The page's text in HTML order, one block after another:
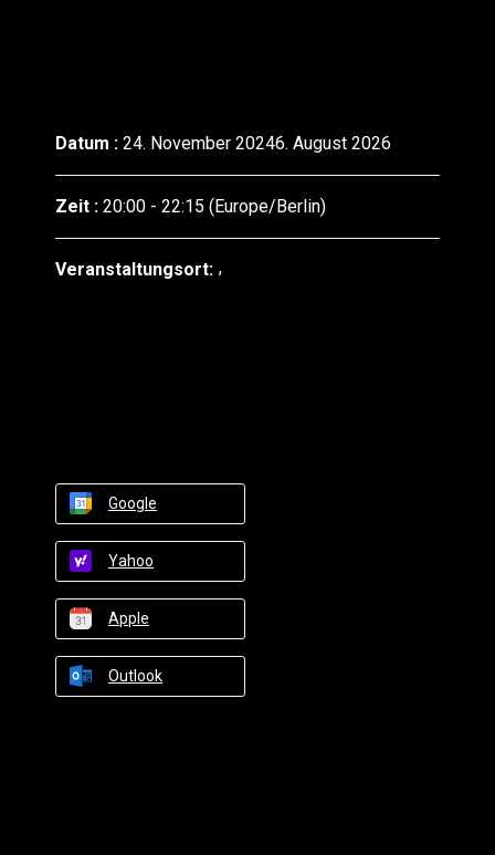
Datum : 24. November 20246. August 2026
Zeit : 20:00 - 22:15 (Europe/Berlin)
Veranstaltungsort:
Google
Yahoo
Apple
Outlook